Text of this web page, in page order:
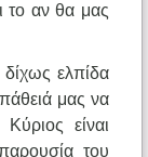
το αν θα μας
ελπίδα
μας να
είναι
του